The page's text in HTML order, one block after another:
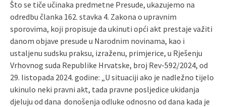
Što se tiče učinaka predmetne Presude, ukazujemo na
odredbu članka 162. stavka 4. Zakona o upravnim
sporovima, koji propisuje da ukinuti opći akt prestaje važiti
danom objave presude u Narodnim novinama, kao i
ustaljenu sudsku praksu, izraženu, primjerice, u Rješenju
Vrhovnog suda Republike Hrvatske, broj Rev-592/2024, od
29. listopada 2024. godine: „U situaciji ako je nadležno tijelo
ukinulo neki pravni akt, tada pravne posljedice ukidanja
djeluju od dana donošenja odluke odnosno od dana kada je